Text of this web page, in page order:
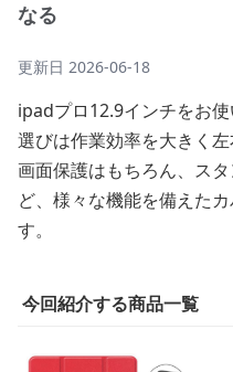
なる
更新日 2026-06-18
ipadプロ12.9インチをお
選びは作業効率を大きく左
画面保護はもちろん、ス
ど、様々な機能を備えた
す。
今回紹介する商品一覧